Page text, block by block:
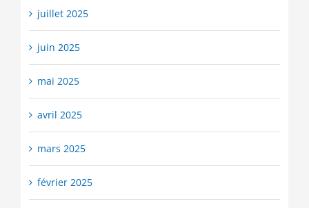
juillet 2025
juin 2025
mai 2025
avril 2025
mars 2025
février 2025